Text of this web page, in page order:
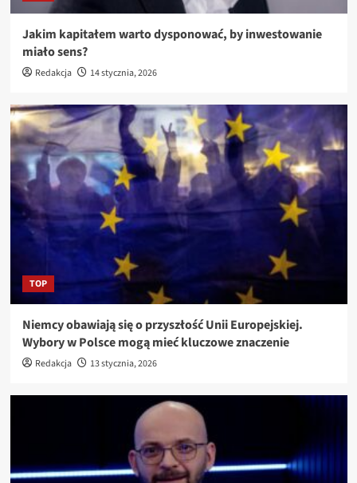
Jakim kapitałem warto dysponować, by inwestowanie
miało sens?
Redakcja 14 stycznia, 2026
TOP
Niemcy obawiają się o przyszłość Unii Europejskiej.
Wybory w Polsce mogą mieć kluczowe znaczenie
Redakcja 13 stycznia, 2026